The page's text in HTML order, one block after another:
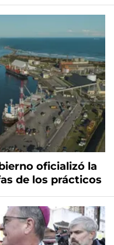
oficializó la
de los prácticos